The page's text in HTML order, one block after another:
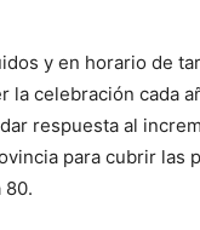
y en horario de
la celebración cada
respuesta al
para cubrir las
80.